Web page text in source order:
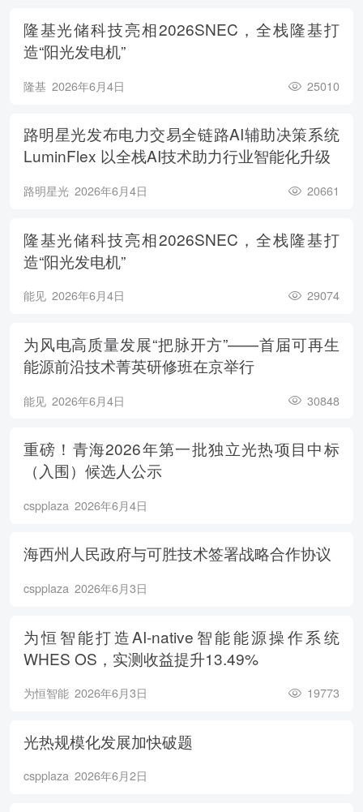
隆基光储科技亮相2026SNEC，全栈隆基打
造“阳光发电机”
隆基 2026年6月4日 25010
路明星光发布电力交易全链路AI辅助决策系统
LuminFlex 以全栈AI技术助力行业智能化升级
路明星光 2026年6月4日 20661
隆基光储科技亮相2026SNEC，全栈隆基打
造“阳光发电机”
能见 2026年6月4日 29074
为风电高质量发展“把脉开方”——首届可再生
能源前沿技术菁英研修班在京举行
能见 2026年6月4日 30848
重磅！青海2026年第一批独立光热项目中标
（入围）候选人公示
cspplaza 2026年6月4日
海西州人民政府与可胜技术签署战略合作协议
cspplaza 2026年6月3日
为恒智能打造AI-native智能能源操作系统
WHES OS，实测收益提升13.49%
为恒智能 2026年6月3日 19773
光热规模化发展加快破题
cspplaza 2026年6月2日